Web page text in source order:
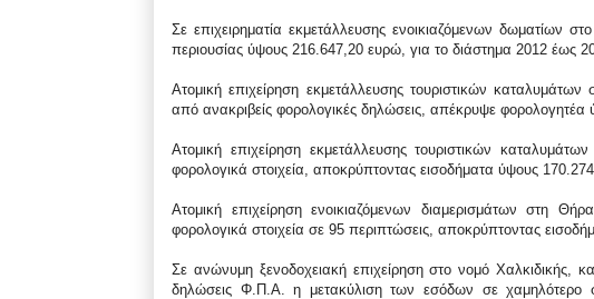
Σε επιχειρηματία εκμετάλλευσης ενοικιαζόμενων δωματίων
περιουσίας ύψους 216.647,20 ευρώ, για το διάστημα 2012 έως
Ατομική επιχείρηση εκμετάλλευσης τουριστικών
από ανακριβείς φορολογικές δηλώσεις, απέκρυψε
Ατομική επιχείρηση εκμετάλλευσης τουριστικών
φορολογικά στοιχεία, αποκρύπτοντας εισοδήματα ύψους
Ατομική επιχείρηση ενοικιαζόμενων διαμερισμάτων στη
φορολογικά στοιχεία σε 95 περιπτώσεις, αποκρύπτοντας
Σε ανώνυμη ξενοδοχειακή επιχείρηση στο νομό Χαλκιδικής,
δηλώσεις Φ.Π.Α. η μετακύλιση των εσόδων σε χαμηλότερο